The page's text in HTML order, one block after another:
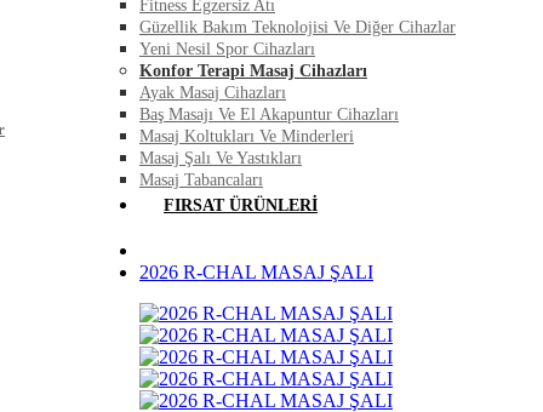
Fitness Egzersiz Atı
Güzellik Bakım Teknolojisi Ve Diğer Cihazlar
Yeni Nesil Spor Cihazları
Konfor Terapi Masaj Cihazları
Ayak Masaj Cihazları
Baş Masajı Ve El Akapuntur Cihazları
Masaj Koltukları Ve Minderleri
Masaj Şalı Ve Yastıkları
Masaj Tabancaları
FIRSAT ÜRÜNLERI
2026 R-CHAL MASAJ ŞALI